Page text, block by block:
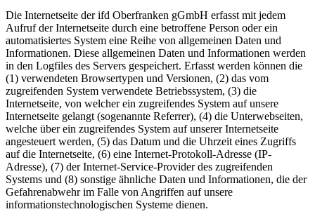
Die Internetseite der ifd Oberfranken gGmbH erfasst mit jedem
Aufruf der Internetseite durch eine betroffene Person oder ein
automatisiertes System eine Reihe von allgemeinen Daten und
Informationen. Diese allgemeinen Daten und Informationen werden
in den Logfiles des Servers gespeichert. Erfasst werden können die
(1) verwendeten Browsertypen und Versionen, (2) das vom
zugreifenden System verwendete Betriebssystem, (3) die
Internetseite, von welcher ein zugreifendes System auf unsere
Internetseite gelangt (sogenannte Referrer), (4) die Unterwebseiten,
welche über ein zugreifendes System auf unserer Internetseite
angesteuert werden, (5) das Datum und die Uhrzeit eines Zugriffs
auf die Internetseite, (6) eine Internet-Protokoll-Adresse (IP-
Adresse), (7) der Internet-Service-Provider des zugreifenden
Systems und (8) sonstige ähnliche Daten und Informationen, die der
Gefahrenabwehr im Falle von Angriffen auf unsere
informationstechnologischen Systeme dienen.